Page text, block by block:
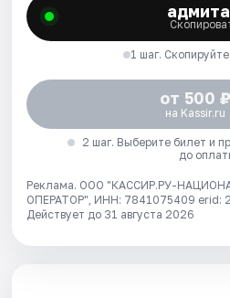
1 шаг.
от 500 ₽
на Kassir.ru
2 шаг. Выберите билет и
до
Реклама. ООО "КАССИР.РУ-
ОПЕРАТОР", ИНН: 7841075409 erid:
Действует до 31 августа 2026